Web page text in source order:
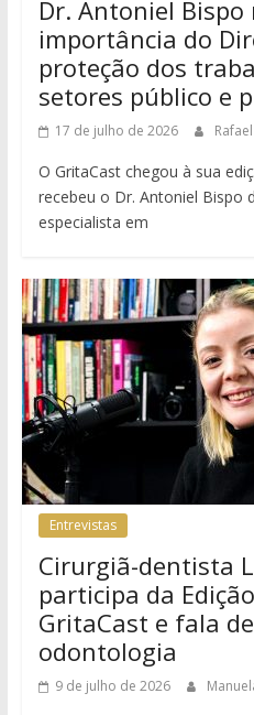
Dr. Antoniel Bispo
importância do
proteção dos
setores público e
17 de julho de 2026
O GritaCast chegou à sua
recebeu o Dr. Antoniel Bispo
especialista em
Entrevistas
Cirurgiã-dentista
participa da
GritaCast e fala
odontologia
9 de julho de 2026